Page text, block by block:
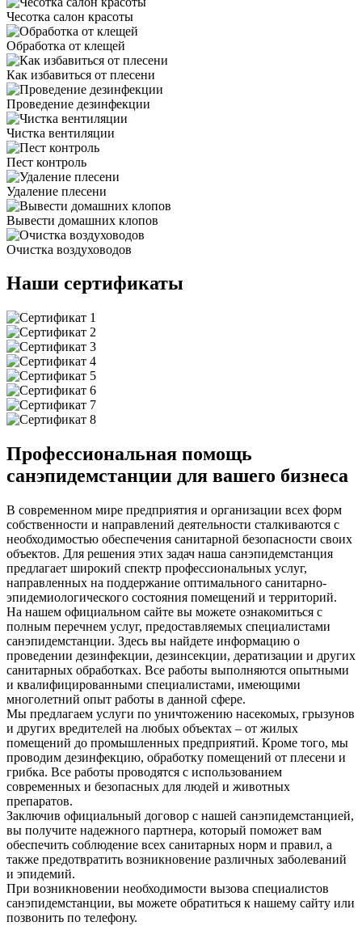
Чесотка салон красоты
Обработка от клещей
Как избавиться от плесени
Проведение дезинфекции
Чистка вентиляции
Пест контроль
Удаление плесени
Вывести домашних клопов
Очистка воздуховодов
Наши сертификаты
Профессиональная помощь
санэпидемстанции для вашего бизнеса
В современном мире предприятия и организации всех форм
собственности и направлений деятельности сталкиваются с
необходимостью обеспечения санитарной безопасности своих
объектов. Для решения этих задач наша санэпидемстанция
предлагает широкий спектр профессиональных услуг,
направленных на поддержание оптимального санитарно-
эпидемиологического состояния помещений и территорий.
На нашем официальном сайте вы можете ознакомиться с
полным перечнем услуг, предоставляемых специалистами
санэпидемстанции. Здесь вы найдете информацию о
проведении дезинфекции, дезинсекции, дератизации и других
санитарных обработках. Все работы выполняются опытными
и квалифицированными специалистами, имеющими
многолетний опыт работы в данной сфере.
Мы предлагаем услуги по уничтожению насекомых, грызунов
и других вредителей на любых объектах – от жилых
помещений до промышленных предприятий. Кроме того, мы
проводим дезинфекцию, обработку помещений от плесени и
грибка. Все работы проводятся с использованием
современных и безопасных для людей и животных
препаратов.
Заключив официальный договор с нашей санэпидемстанцией,
вы получите надежного партнера, который поможет вам
обеспечить соблюдение всех санитарных норм и правил, а
также предотвратить возникновение различных заболеваний
и эпидемий.
При возникновении необходимости вызова специалистов
санэпидемстанции, вы можете обратиться к нашему сайту или
позвонить по телефону.